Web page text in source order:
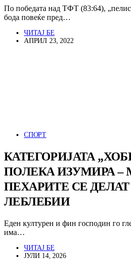
По победата над ТФТ (83:64),
бода повеќе пред…
ЧИТАЈ БЕ
АПРИЛ 23, 2022
СПОРТ
КАТЕГОРИЈАТА
ПОЛЕКА ИЗУМИРА –
ПЕХАРИТЕ СЕ
ЛЕБЛЕБИИ
Еден културен и фин господин го
има…
ЧИТАЈ БЕ
ЈУЛИ 14, 2026